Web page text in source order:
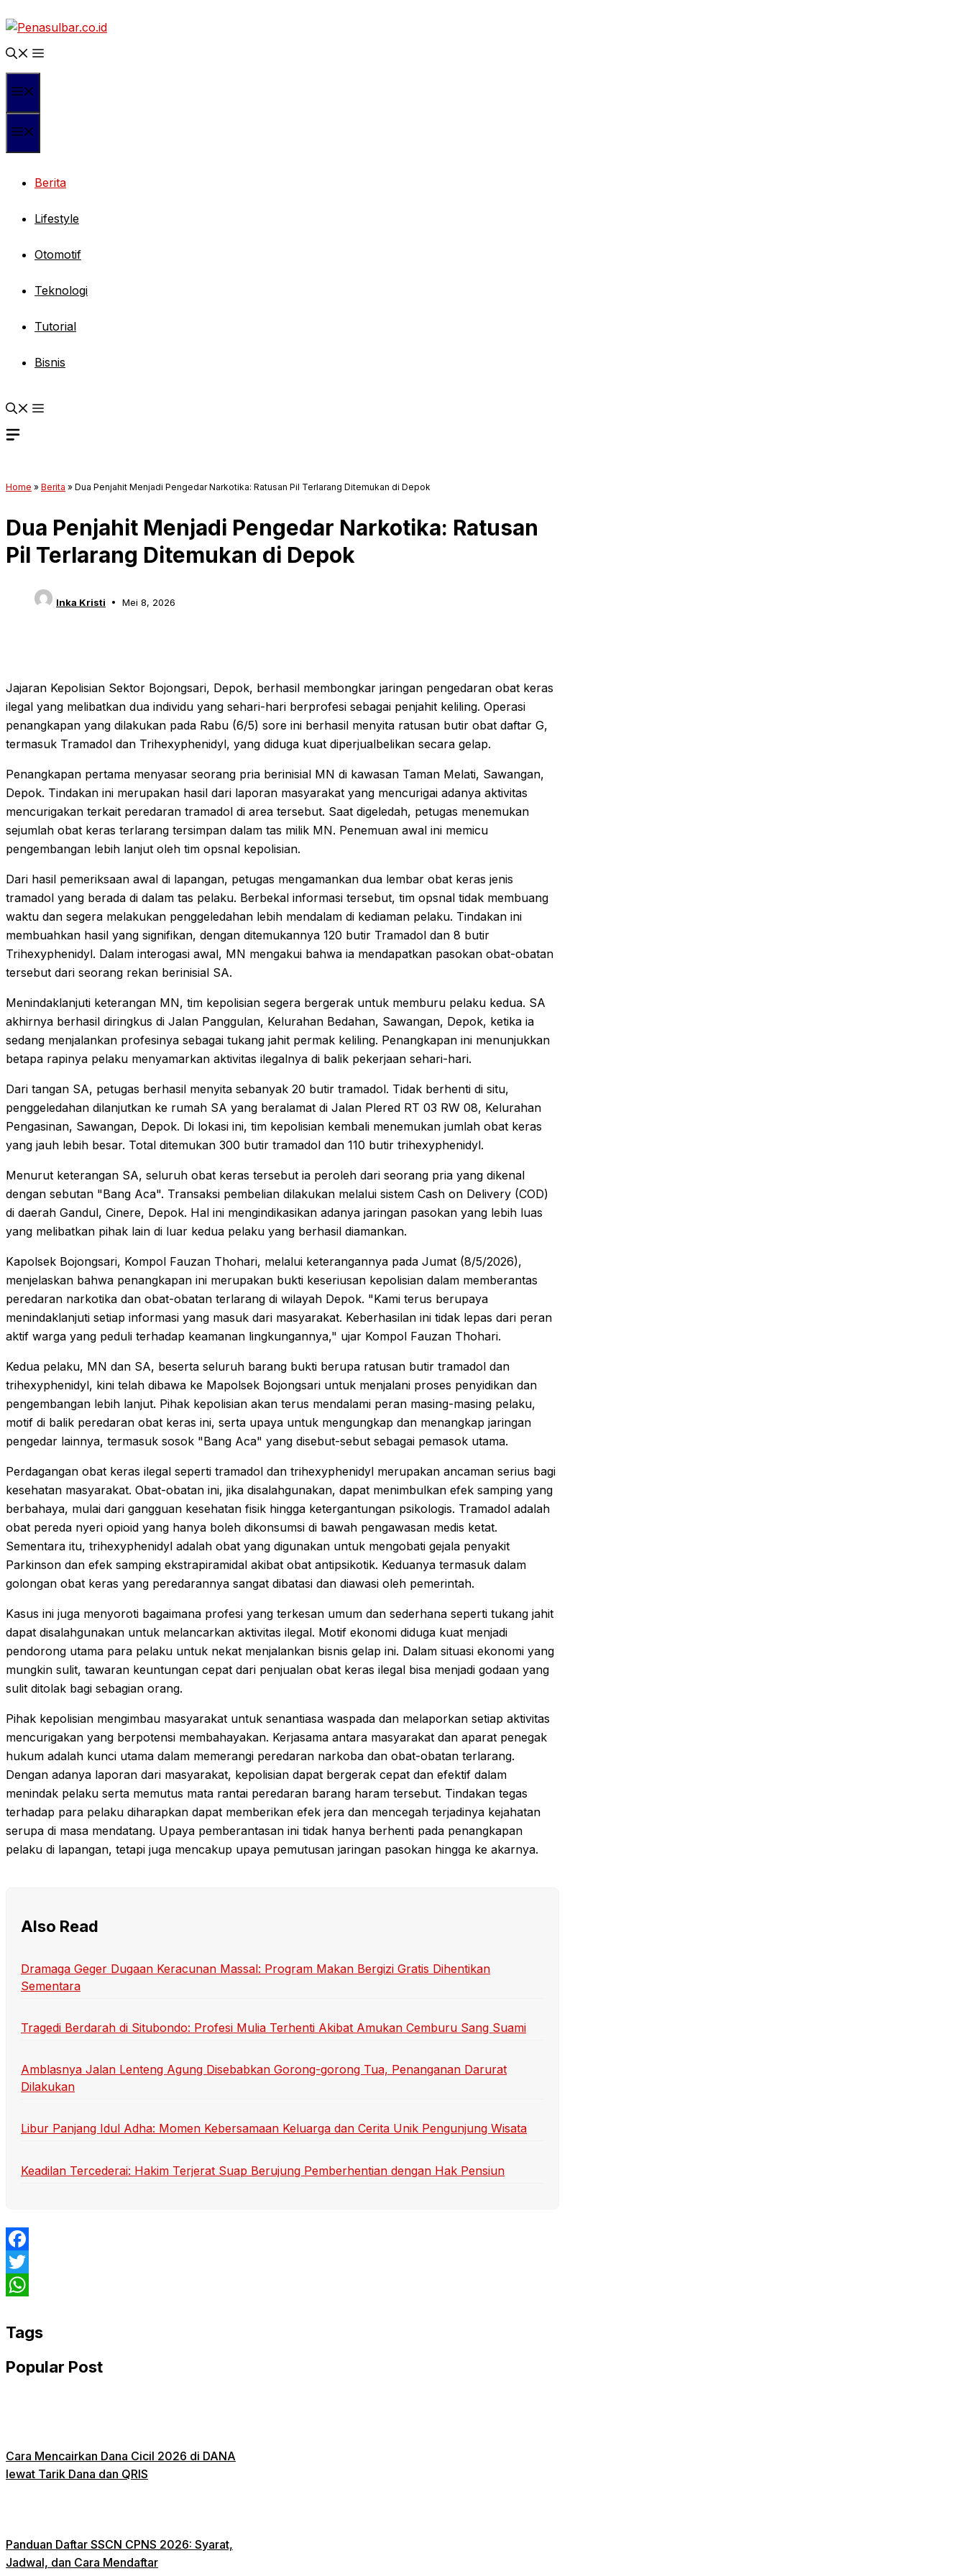
ke
isi
Berita
Lifestyle
Otomotif
Teknologi
Tutorial
Bisnis
Home » Berita » Dua Penjahit Menjadi Pengedar Narkotika: Ratusan Pil Terlarang Ditemukan di Depok
Dua Penjahit Menjadi Pengedar Narkotika: Ratusan
Pil Terlarang Ditemukan di Depok
Inka Kristi Mei 8, 2026
Jajaran Kepolisian Sektor Bojongsari, Depok, berhasil membongkar jaringan pengedaran obat keras
ilegal yang melibatkan dua individu yang sehari-hari berprofesi sebagai penjahit keliling. Operasi
penangkapan yang dilakukan pada Rabu (6/5) sore ini berhasil menyita ratusan butir obat daftar G,
termasuk Tramadol dan Trihexyphenidyl, yang diduga kuat diperjualbelikan secara gelap.
Penangkapan pertama menyasar seorang pria berinisial MN di kawasan Taman Melati, Sawangan,
Depok. Tindakan ini merupakan hasil dari laporan masyarakat yang mencurigai adanya aktivitas
mencurigakan terkait peredaran tramadol di area tersebut. Saat digeledah, petugas menemukan
sejumlah obat keras terlarang tersimpan dalam tas milik MN. Penemuan awal ini memicu
pengembangan lebih lanjut oleh tim opsnal kepolisian.
Dari hasil pemeriksaan awal di lapangan, petugas mengamankan dua lembar obat keras jenis
tramadol yang berada di dalam tas pelaku. Berbekal informasi tersebut, tim opsnal tidak membuang
waktu dan segera melakukan penggeledahan lebih mendalam di kediaman pelaku. Tindakan ini
membuahkan hasil yang signifikan, dengan ditemukannya 120 butir Tramadol dan 8 butir
Trihexyphenidyl. Dalam interogasi awal, MN mengakui bahwa ia mendapatkan pasokan obat-obatan
tersebut dari seorang rekan berinisial SA.
Menindaklanjuti keterangan MN, tim kepolisian segera bergerak untuk memburu pelaku kedua. SA
akhirnya berhasil diringkus di Jalan Panggulan, Kelurahan Bedahan, Sawangan, Depok, ketika ia
sedang menjalankan profesinya sebagai tukang jahit permak keliling. Penangkapan ini menunjukkan
betapa rapinya pelaku menyamarkan aktivitas ilegalnya di balik pekerjaan sehari-hari.
Dari tangan SA, petugas berhasil menyita sebanyak 20 butir tramadol. Tidak berhenti di situ,
penggeledahan dilanjutkan ke rumah SA yang beralamat di Jalan Plered RT 03 RW 08, Kelurahan
Pengasinan, Sawangan, Depok. Di lokasi ini, tim kepolisian kembali menemukan jumlah obat keras
yang jauh lebih besar. Total ditemukan 300 butir tramadol dan 110 butir trihexyphenidyl.
Menurut keterangan SA, seluruh obat keras tersebut ia peroleh dari seorang pria yang dikenal
dengan sebutan "Bang Aca". Transaksi pembelian dilakukan melalui sistem Cash on Delivery (COD)
di daerah Gandul, Cinere, Depok. Hal ini mengindikasikan adanya jaringan pasokan yang lebih luas
yang melibatkan pihak lain di luar kedua pelaku yang berhasil diamankan.
Kapolsek Bojongsari, Kompol Fauzan Thohari, melalui keterangannya pada Jumat (8/5/2026),
menjelaskan bahwa penangkapan ini merupakan bukti keseriusan kepolisian dalam memberantas
peredaran narkotika dan obat-obatan terlarang di wilayah Depok. "Kami terus berupaya
menindaklanjuti setiap informasi yang masuk dari masyarakat. Keberhasilan ini tidak lepas dari peran
aktif warga yang peduli terhadap keamanan lingkungannya," ujar Kompol Fauzan Thohari.
Kedua pelaku, MN dan SA, beserta seluruh barang bukti berupa ratusan butir tramadol dan
trihexyphenidyl, kini telah dibawa ke Mapolsek Bojongsari untuk menjalani proses penyidikan dan
pengembangan lebih lanjut. Pihak kepolisian akan terus mendalami peran masing-masing pelaku,
motif di balik peredaran obat keras ini, serta upaya untuk mengungkap dan menangkap jaringan
pengedar lainnya, termasuk sosok "Bang Aca" yang disebut-sebut sebagai pemasok utama.
Perdagangan obat keras ilegal seperti tramadol dan trihexyphenidyl merupakan ancaman serius bagi
kesehatan masyarakat. Obat-obatan ini, jika disalahgunakan, dapat menimbulkan efek samping yang
berbahaya, mulai dari gangguan kesehatan fisik hingga ketergantungan psikologis. Tramadol adalah
obat pereda nyeri opioid yang hanya boleh dikonsumsi di bawah pengawasan medis ketat.
Sementara itu, trihexyphenidyl adalah obat yang digunakan untuk mengobati gejala penyakit
Parkinson dan efek samping ekstrapiramidal akibat obat antipsikotik. Keduanya termasuk dalam
golongan obat keras yang peredarannya sangat dibatasi dan diawasi oleh pemerintah.
Kasus ini juga menyoroti bagaimana profesi yang terkesan umum dan sederhana seperti tukang jahit
dapat disalahgunakan untuk melancarkan aktivitas ilegal. Motif ekonomi diduga kuat menjadi
pendorong utama para pelaku untuk nekat menjalankan bisnis gelap ini. Dalam situasi ekonomi yang
mungkin sulit, tawaran keuntungan cepat dari penjualan obat keras ilegal bisa menjadi godaan yang
sulit ditolak bagi sebagian orang.
Pihak kepolisian mengimbau masyarakat untuk senantiasa waspada dan melaporkan setiap aktivitas
mencurigakan yang berpotensi membahayakan. Kerjasama antara masyarakat dan aparat penegak
hukum adalah kunci utama dalam memerangi peredaran narkoba dan obat-obatan terlarang.
Dengan adanya laporan dari masyarakat, kepolisian dapat bergerak cepat dan efektif dalam
menindak pelaku serta memutus mata rantai peredaran barang haram tersebut. Tindakan tegas
terhadap para pelaku diharapkan dapat memberikan efek jera dan mencegah terjadinya kejahatan
serupa di masa mendatang. Upaya pemberantasan ini tidak hanya berhenti pada penangkapan
pelaku di lapangan, tetapi juga mencakup upaya pemutusan jaringan pasokan hingga ke akarnya.
Also Read
Dramaga Geger Dugaan Keracunan Massal: Program Makan Bergizi Gratis Dihentikan
Sementara
Tragedi Berdarah di Situbondo: Profesi Mulia Terhenti Akibat Amukan Cemburu Sang Suami
Amblasnya Jalan Lenteng Agung Disebabkan Gorong-gorong Tua, Penanganan Darurat
Dilakukan
Libur Panjang Idul Adha: Momen Kebersamaan Keluarga dan Cerita Unik Pengunjung Wisata
Keadilan Tercederai: Hakim Terjerat Suap Berujung Pemberhentian dengan Hak Pensiun
Facebook
Twitter
Tags
Popular Post
Cara Mencairkan Dana Cicil 2026 di DANA
lewat Tarik Dana dan QRIS
Panduan Daftar SSCN CPNS 2026: Syarat,
Jadwal, dan Cara Mendaftar